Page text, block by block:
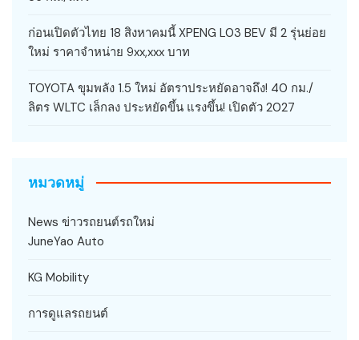
ก่อนเปิดตัวไทย 18 สิงหาคมนี้ XPENG L03 BEV มี 2 รุ่นย่อย
ใหม่ ราคาจำหน่าย 9xx,xxx บาท
TOYOTA ขุมพลัง 1.5 ใหม่ อัตราประหยัดอาจถึง! 40 กม./
ลิตร WLTC เล็กลง ประหยัดขึ้น แรงขึ้น! เปิดตัว 2027
หมวดหมู่
News ข่าวรถยนต์รถใหม่
JuneYao Auto
KG Mobility
การดูแลรถยนต์